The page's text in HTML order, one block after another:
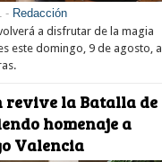
- Redacción
a disfrutar de la magia
este domingo, 9 de agosto, a
revive la Batalla de
homenaje a
Valencia